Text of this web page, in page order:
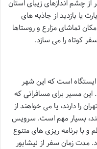
از چشم اندازهای زیبای استان
یا بازدید از جاذبه های
تماشای مزارع و روستاها
کوتاه را می سازد.
است که این شهر
این مسیر برای مسافرانی که
را دارند، یا می خواهند از
بسیار مهم است. سرویس
با برنامه ریزی های متنوع
مدت زمان سفر از نیشابور